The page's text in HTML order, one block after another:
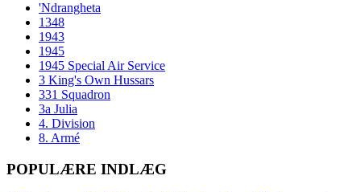
'Ndrangheta
1348
1943
1945
1945 Special Air Service
3 King's Own Hussars
331 Squadron
3a Julia
4. Division
8. Armé
POPULÆRE INDLÆG